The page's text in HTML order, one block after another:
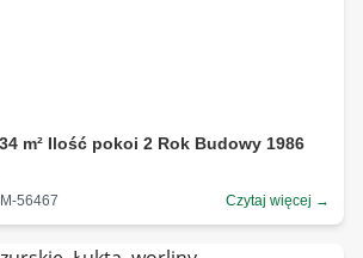
m² Ilość pokoi 2 Rok Budowy 1986
56467
Czytaj więcej →